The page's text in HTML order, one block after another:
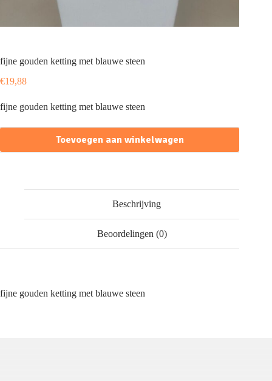
fijne gouden ketting met blauwe steen
€19,88
fijne gouden ketting met blauwe steen
Toevoegen aan winkelwagen
Beschrijving
Beoordelingen (0)
fijne gouden ketting met blauwe steen